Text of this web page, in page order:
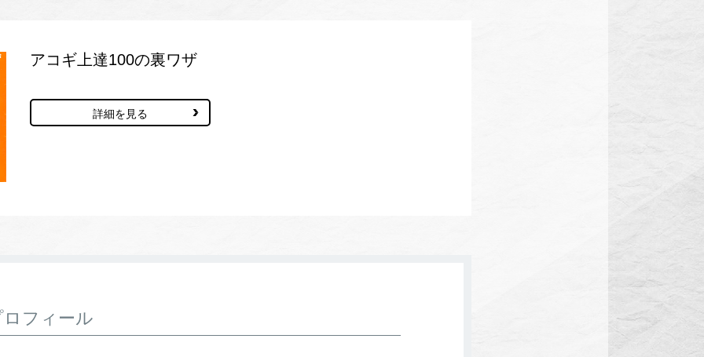
アコギ上達100の裏ワザ
詳細を見る
ロフィール